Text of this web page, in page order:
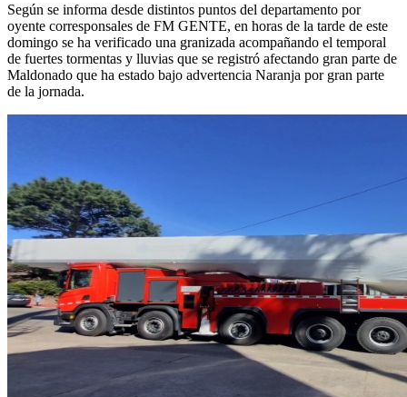
Según se informa desde distintos puntos del departamento por
oyente corresponsales de FM GENTE, en horas de la tarde de este
domingo se ha verificado una granizada acompañando el temporal
de fuertes tormentas y lluvias que se registró afectando gran parte de
Maldonado que ha estado bajo advertencia Naranja por gran parte
de la jornada.